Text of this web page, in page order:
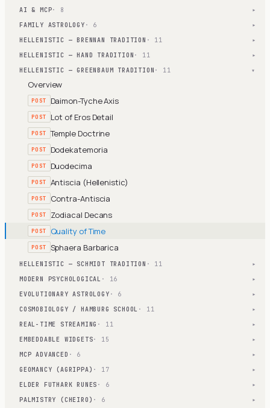
AI & MCP· 8 ▾
FAMILY ASTROLOGY · 6 ▾
HELLENISTIC — BRENNAN TRADITION · 11 ▾
HELLENISTIC — HAND TRADITION · 11 ▾
HELLENISTIC — GREENBAUM TRADITION · 11 ▾
Overview
POST Daimon-Tyche Axis
POST Lot of Eros Detail
POST Temple Doctrine
POST Dodekatemoria
POST Duodecima
POST Antiscia (Hellenistic)
POST Contra-Antiscia
POST Zodiacal Decans
POST Quality of Time
POST Sphaera Barbarica
HELLENISTIC — SCHMIDT TRADITION · 11 ▾
MODERN PSYCHOLOGICAL · 16 ▾
EVOLUTIONARY ASTROLOGY · 6 ▾
COSMOBIOLOGY / HAMBURG SCHOOL · 11 ▾
REAL-TIME STREAMING · 11 ▾
EMBEDDABLE WIDGETS· 15 ▾
MCP ADVANCED · 6 ▾
GEOMANCY (AGRIPPA) · 17 ▾
ELDER FUTHARK RUNES · 6 ▾
PALMISTRY (CHEIRO) · 6 ▾